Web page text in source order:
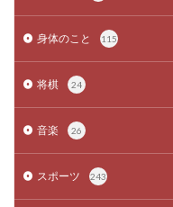
身体のこと 115
将棋 24
音楽 26
スポーツ 243